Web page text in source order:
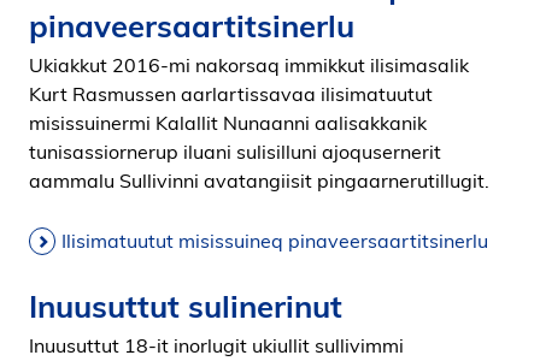
i
pinaveersaartitsinerlu
Ukiakkut 2016-mi nakorsaq immikkut ilisimasalik
Kurt Rasmussen aarlartissavaa ilisimatuutut
misissuinermi Kalallit Nunaanni aalisakkanik
tunisassiornerup iluani sulisilluni ajoqusernerit
aammalu Sullivinni avatangiisit pingaarnerutillugit.
Ilisimatuutut misissuineq pinaveersaartitsinerlu
Inuusuttut sulinerinut
Inuusuttut 18-it inorlugit ukiullit sullivimmi